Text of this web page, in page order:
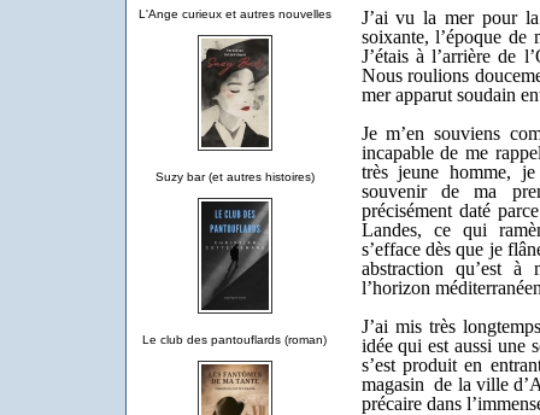
L'Ange curieux et autres nouvelles
Suzy bar (et autres histoires)
Le club des pantouflards (roman)
J’ai vu la mer pour
soixante, l’époque de
J’étais à l’arrière de
Nous roulions
mer apparut soudain
Je m’en souviens
incapable de me
très jeune homme,
souvenir de ma
précisément daté
Landes, ce qui
s’efface dès que je
abstraction qu’est à
l’horizon
J’ai mis très
idée qui est aussi une
s’est produit en
magasin de la ville
précaire dans